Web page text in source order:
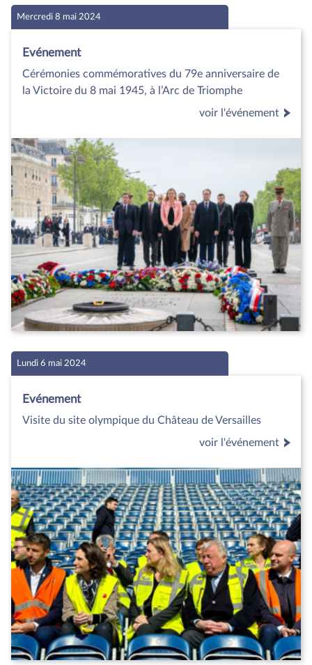
Mercredi 8 mai 2024
Evénement
Cérémonies commémoratives du 79e anniversaire de
la Victoire du 8 mai 1945, à l’Arc de Triomphe
voir l'événement
Lundi 6 mai 2024
Evénement
Visite du site olympique du Château de Versailles
voir l'événement